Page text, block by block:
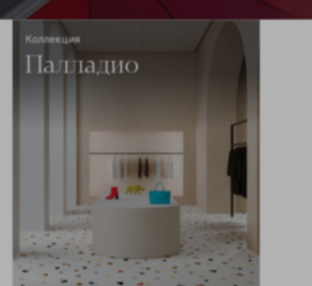
Коллекция
Палладио